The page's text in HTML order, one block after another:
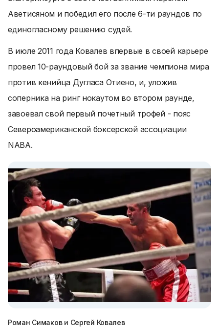
Аветисяном и победил его после 6-ти раундов по
единогласному решению судей.
В июле 2011 года Ковалев впервые в своей карьере
провел 10-раундовый бой за звание чемпиона мира
против кенийца Дугласа Отиено, и, уложив
соперника на ринг нокаутом во втором раунде,
завоевал свой первый почетный трофей - пояс
Североамериканской боксерской ассоциации
NABA.
Роман Симаков и Сергей Ковалев